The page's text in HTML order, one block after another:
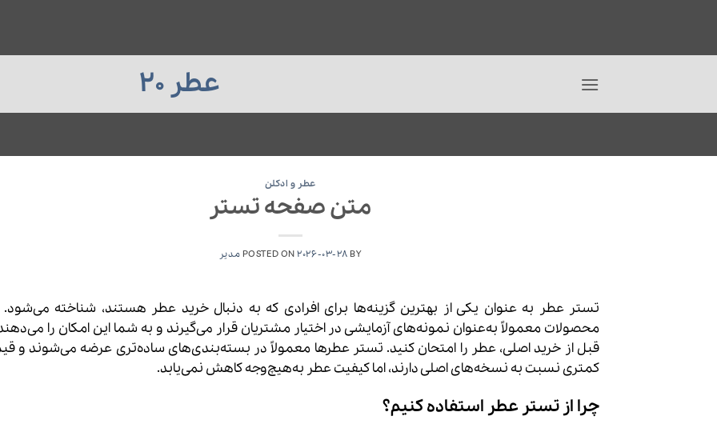
عطر 20
عطر و ادکلن
متن صفحه تستر
POSTED ON2026-03-28 BY مدیر
تستر عطر به عنوان یکی از بهترین گزینه‌ها برای افرادی که به دنبال خرید عطر هستند، شناخته می‌شود.
محصولات معمولاً به‌عنوان نمونه‌های آزمایشی در اختیار مشتریان قرار می‌گیرند و به شما این امکان را
قبل از خرید اصلی، عطر را امتحان کنید. تستر عطرها معمولاً در بسته‌بندی‌های ساده‌تری عرضه می‌شوند و
کمتری نسبت به نسخه‌های اصلی دارند، اما کیفیت عطر به‌هیچ‌وجه کاهش نمی‌یابد.
چرا از تستر عطر استفاده کنیم؟